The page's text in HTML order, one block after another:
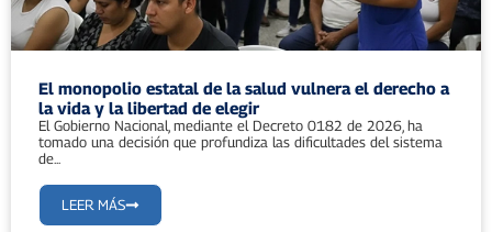
El monopolio estatal de la salud vulnera el derecho a
la vida y la libertad de elegir
El Gobierno Nacional, mediante el Decreto 0182 de 2026, ha
tomado una decisión que profundiza las dificultades del sistema
de...
LEER MÁS